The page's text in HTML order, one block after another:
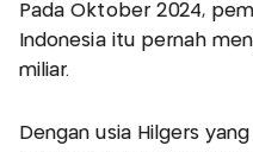
Pada Oktober 2024,
Indonesia itu pernah
miliar.
Dengan usia Hilgers